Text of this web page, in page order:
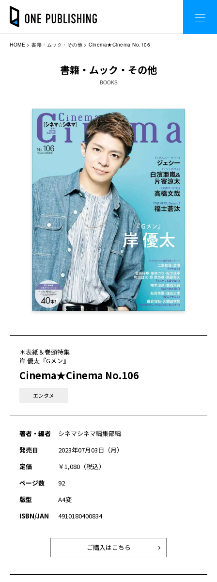
HOME 書籍・ムック・その他 Cinema★Cinema No.106
書籍・ムック・その他
BOOKS
＊表紙＆巻頭特集
岸 優太『Gメン』
Cinema★Cinema No.106
エンタメ
著者・編者
シネマシネマ編集部編
発売日
2023年07月03日（月）
定価
￥1,080（税込）
ページ数
92
版型
A4変
ISBN/JAN
4910180400834
ご購入はこちら